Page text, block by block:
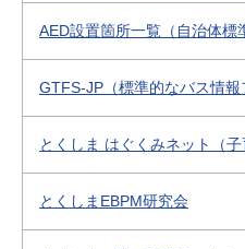
AED設置箇所一覧（自治体標
GTFS-JP（標準的なバス情報
とくしま はぐくみネット（子
とくしまEBPM研究会